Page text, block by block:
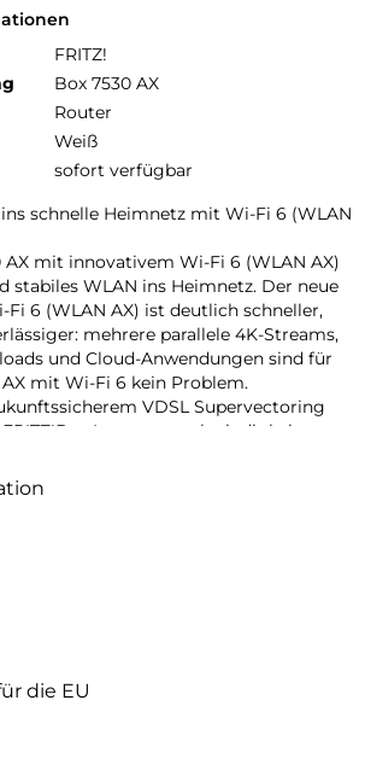
FRITZ!
Box 7530 AX
Router
Weiß
sofort verfügbar
schnelle Heimnetz mit Wi-Fi 6 (WLAN
AX mit innovativem Wi-Fi 6 (WLAN AX)
stabiles WLAN ins Heimnetz. Der neue
Fi 6 (WLAN AX) ist deutlich schneller,
mehrere parallele 4K-Streams,
und Cloud-Anwendungen sind für
AX mit Wi-Fi 6 kein Problem.
VDSL Supervectoring
Internetgeschwindigkeiten
sowie ein Anschluss für
AX) für ein Mesh-Heimnetz mit
Fi 6 (WLAN AX) trägt der stetig
WLAN-Geräten Rechnung. Durch
und neues
OFDMA mit QAM-1024 sorgt Wi-Fi 6
schnellen und stabilen Datenfluss.
Bandbreite von 1.800 MBit/s im 5-
s im 2,4-GHz-Band für viele parallele
die EU